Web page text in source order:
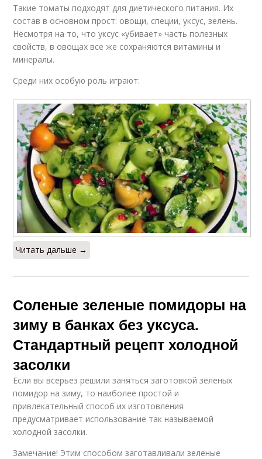
Такие томаты подходят для диетического питания. Их
состав в основном прост: овощи, специи, уксус, зелень.
Несмотря на то, что уксус «убивает» часть полезных
свойств, в овощах все же сохраняются витамины и
минералы.
Среди них особую роль играют:
Читать дальше →
Соленые зеленые помидоры на
зиму в банках без уксуса.
Стандартный рецепт холодной
засолки
Если вы всерьез решили заняться заготовкой зеленых
помидор на зиму, то наиболее простой и
привлекательный способ их изготовления
предусматривает использование так называемой
холодной засолки.
Замечание! Этим способом заготавливали зеленые